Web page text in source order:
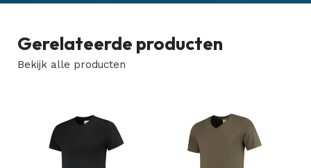
Gerelateerde producten
Bekijk alle producten